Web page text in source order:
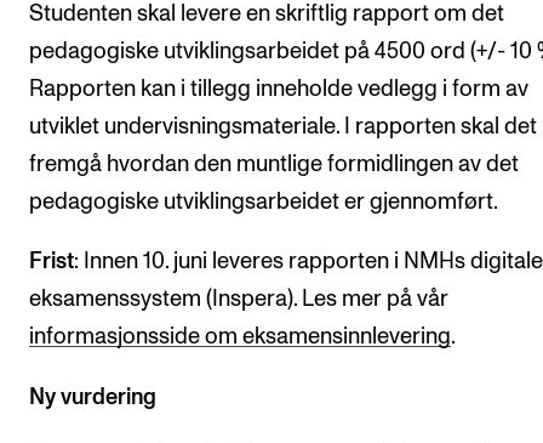
Studenten skal levere en skriftlig rapport om det
pedagogiske utviklingsarbeidet på 4500 ord (+/- 10
Rapporten kan i tillegg inneholde vedlegg i form av
utviklet undervisningsmateriale. I rapporten skal det
fremgå hvordan den muntlige formidlingen av det
pedagogiske utviklingsarbeidet er gjennomført.
Frist: Innen 10. juni leveres rapporten i NMHs digitale
eksamenssystem (Inspera). Les mer på vår
informasjonsside om eksamensinnlevering.
Ny vurdering